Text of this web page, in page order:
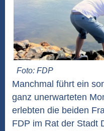
Foto: FDP
Manchmal führt ein
ganz unerwarteten
erlebten die beiden
FDP im Rat der Stadt